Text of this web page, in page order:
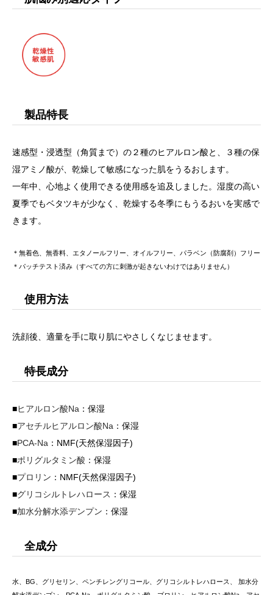
製品特長
速感型・浸透型（角質まで）の２種のヒアルロン酸と、３種の保
湿アミノ酸が、乾燥して敏感になった肌をうるおします。
一年中、心地よく使用できる使用感を追及しました。湿度の高い
夏季でもベタツキが少なく、乾燥する冬季にもうるおいを実感で
きます。
＊無着色、無香料、エタノールフリー、オイルフリー、パラベン（防腐剤）フリー
＊パッチテスト済み（すべての方に刺激が起きないわけではありません）
使用方法
洗顔後、適量を手に取り肌にやさしくなじませます。
特長成分
■ヒアルロン酸Na ：保湿
■アセチルヒアルロン酸Na ：保湿
■PCA-Na ：NMF(天然保湿因子)
■ポリグルタミン酸 ：保湿
■プロリン ：NMF(天然保湿因子)
■グリコシルトレハロース ：保湿
■加水分解水添デンプン ：保湿
全成分
水、BG、グリセリン、ペンチレングリコール、グリコシルトレハロース、 加水分